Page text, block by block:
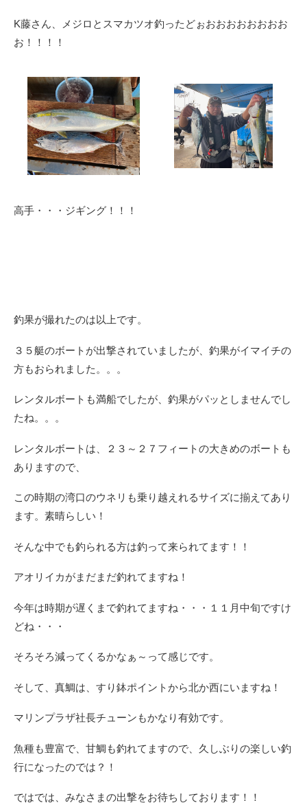
K藤さん、メジロとスマカツオ釣ったどぉおおおおおおおお
お！！！！
高手・・・ジギング！！！
釣果が撮れたのは以上です。
３５艇のボートが出撃されていましたが、釣果がイマイチの
方もおられました。。。
レンタルボートも満船でしたが、釣果がパッとしませんでし
たね。。。
レンタルボートは、２３～２７フィートの大きめのボートも
ありますので、
この時期の湾口のウネリも乗り越えれるサイズに揃えてあり
ます。素晴らしい！
そんな中でも釣られる方は釣って来られてます！！
アオリイカがまだまだ釣れてますね！
今年は時期が遅くまで釣れてますね・・・１１月中旬ですけ
どね・・・
そろそろ減ってくるかなぁ～って感じです。
そして、真鯛は、すり鉢ポイントから北か西にいますね！
マリンプラザ社長チューンもかなり有効です。
魚種も豊富で、甘鯛も釣れてますので、久しぶりの楽しい釣
行になったのでは？！
ではでは、みなさまの出撃をお待ちしております！！